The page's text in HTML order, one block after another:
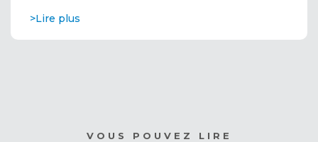
>Lire plus
VOUS POUVEZ LIRE